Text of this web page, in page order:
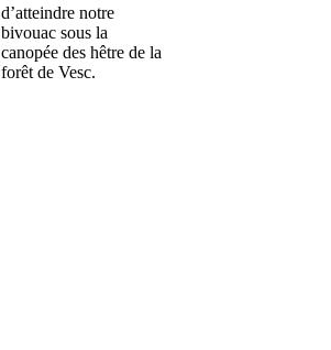
d’atteindre notre
bivouac sous la
canopée des hêtre de la
forêt de Vesc.